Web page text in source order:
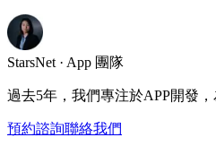
StarsNet · App 團隊
過去5年，我們專注於APP開發
預約諮詢聯絡我們